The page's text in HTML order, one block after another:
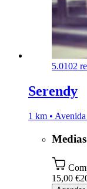
5.0102
Serendy
1 km •
15,00 €